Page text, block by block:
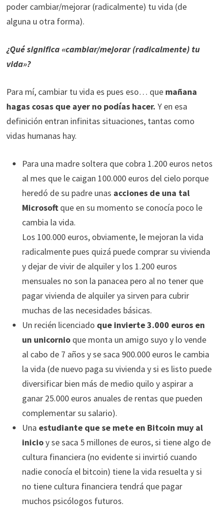
poder cambiar/mejorar (radicalmente) tu vida (de
alguna u otra forma).
¿Qué significa «cambiar/mejorar (radicalmente) tu
vida»?
Para mí, cambiar tu vida es pues eso… que mañana
hagas cosas que ayer no podías hacer. Y en esa
definición entran infinitas situaciones, tantas como
vidas humanas hay.
Para una madre soltera que cobra 1.200 euros netos
al mes que le caigan 100.000 euros del cielo porque
heredó de su padre unas acciones de una tal
Microsoftque en su momento se conocía poco le
cambia la vida.
Los 100.000 euros, obviamente, le mejoran la vida
radicalmente pues quizá puede comprar su vivienda
y dejar de vivir de alquiler y los 1.200 euros
mensuales no son la panacea pero al no tener que
pagar vivienda de alquiler ya sirven para cubrir
muchas de las necesidades básicas.
Un recién licenciado que invierte 3.000 euros en
un unicornioque monta un amigo suyo y lo vende
al cabo de 7 años y se saca 900.000 euros le cambia
la vida (de nuevo paga su vivienda y si es listo puede
diversificar bien más de medio quilo y aspirar a
ganar 25.000 euros anuales de rentas que pueden
complementar su salario).
Una estudiante que se mete en Bitcoin muy al
inicioy se saca 5 millones de euros, si tiene algo de
cultura financiera (no evidente si invirtió cuando
nadie conocía el bitcoin) tiene la vida resuelta y si
no tiene cultura financiera tendrá que pagar
muchos psicólogos futuros.